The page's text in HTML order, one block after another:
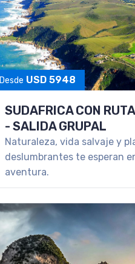
Desde USD 5948
SUDAFRICA CON
- SALIDA GRUPAL
Naturaleza, vida salvaje y
deslumbrantes te esperan
aventura.